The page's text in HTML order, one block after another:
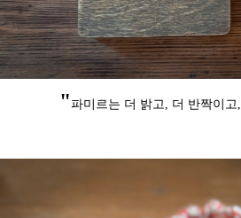
"파미르는 더 밝고, 더 반짝이고,